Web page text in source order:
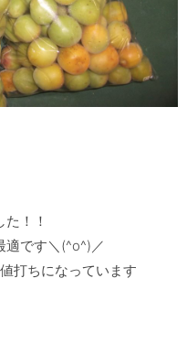
！！
適です＼(^o^)／